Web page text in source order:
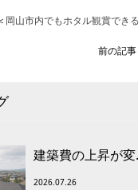
岡山市内でもホタル観賞でき
前の記
建築費の上昇が変
2026.07.26